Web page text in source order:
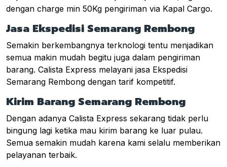
dengan charge min 50Kg pengiriman via Kapal Cargo.
Jasa Ekspedisi Semarang Rembong
Semakin berkembangnya terknologi tentu menjadikan
semua makin mudah begitu juga dalam pengiriman
barang. Calista Express melayani jasa Ekspedisi
Semarang Rembong dengan tarif kompetitif.
Kirim Barang Semarang Rembong
Dengan adanya Calista Express sekarang tidak perlu
bingung lagi ketika mau kirim barang ke luar pulau.
Semua semakin mudah karena kami selalu memberikan
pelayanan terbaik.